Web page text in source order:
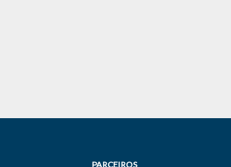
PARCEIROS